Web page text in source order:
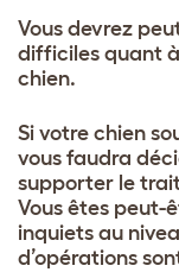
Vous devrez
difficiles quant
chien.
Si votre chien
vous faudra
supporter le
Vous êtes peut-
inquiets au
d’opérations